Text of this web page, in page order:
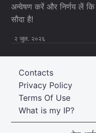
अन्वेषण करें और निर्णय लें कि
सौदा है!
२ जुल. २०२६
What is my IP?
Terms Of Use
Privacy Policy
Contacts